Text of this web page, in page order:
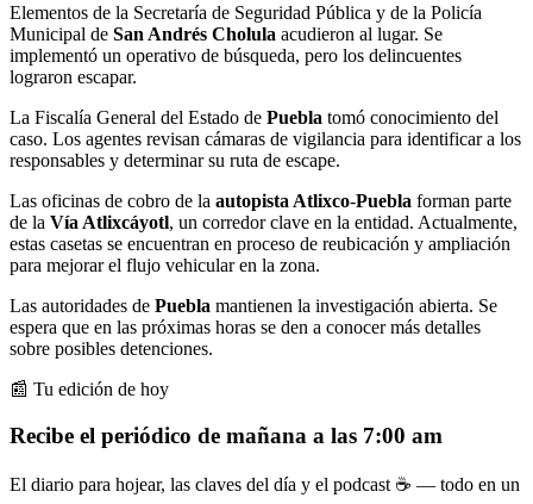
Elementos de la Secretaría de Seguridad Pública y de la Policía
Municipal de San Andrés Cholula acudieron al lugar. Se
implementó un operativo de búsqueda, pero los delincuentes
lograron escapar.
La Fiscalía General del Estado de Puebla tomó conocimiento del
caso. Los agentes revisan cámaras de vigilancia para identificar a los
responsables y determinar su ruta de escape.
Las oficinas de cobro de la autopista Atlixco-Puebla forman parte
de la Vía Atlixcáyotl, un corredor clave en la entidad. Actualmente,
estas casetas se encuentran en proceso de reubicación y ampliación
para mejorar el flujo vehicular en la zona.
Las autoridades de Puebla mantienen la investigación abierta. Se
espera que en las próximas horas se den a conocer más detalles
sobre posibles detenciones.
📰 Tu edición de hoy
Recibe el periódico de mañana a las 7:00 am
El diario para hojear, las claves del día y el podcast ☕ — todo en un